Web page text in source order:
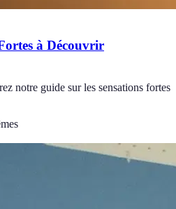
à Découvrir
notre guide sur les sensations fortes